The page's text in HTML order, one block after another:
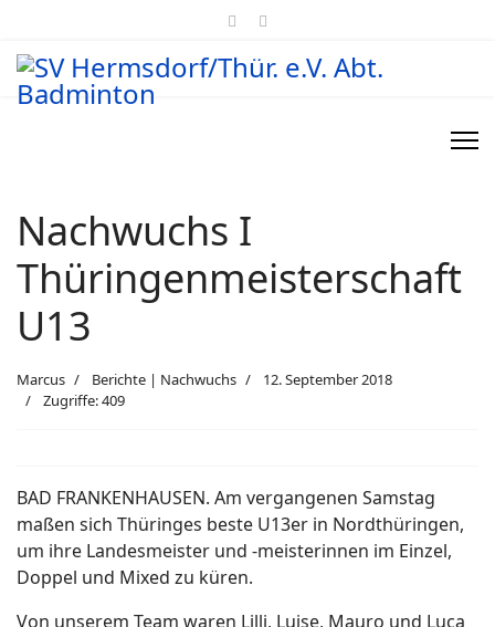
Nachwuchs I
Thüringenmeisterschaft
U13
Marcus Berichte | Nachwuchs
12. September 2018
Zugriffe: 409
BAD FRANKENHAUSEN. Am vergangenen Samstag
maßen sich Thüringes beste U13er in Nordthüringen,
um ihre Landesmeister und -meisterinnen im Einzel,
Doppel und Mixed zu küren.
Von unserem Team waren Lilli, Luise, Mauro und Luca